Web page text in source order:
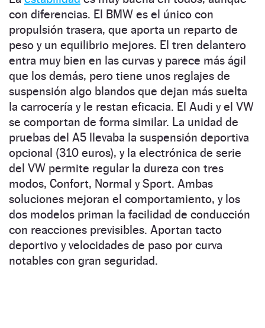
con diferencias. El BMW es el único con
propulsión trasera, que aporta un reparto de
peso y un equilibrio mejores. El tren delantero
entra muy bien en las curvas y parece más ágil
que los demás, pero tiene unos reglajes de
suspensión algo blandos que dejan más suelta
la carrocería y le restan eficacia. El Audi y el VW
se comportan de forma similar. La unidad de
pruebas del A5 llevaba la suspensión deportiva
opcional (310 euros), y la electrónica de serie
del VW permite regular la dureza con tres
modos, Confort, Normal y Sport. Ambas
soluciones mejoran el comportamiento, y los
dos modelos priman la facilidad de conducción
con reacciones previsibles. Aportan tacto
deportivo y velocidades de paso por curva
notables con gran seguridad.